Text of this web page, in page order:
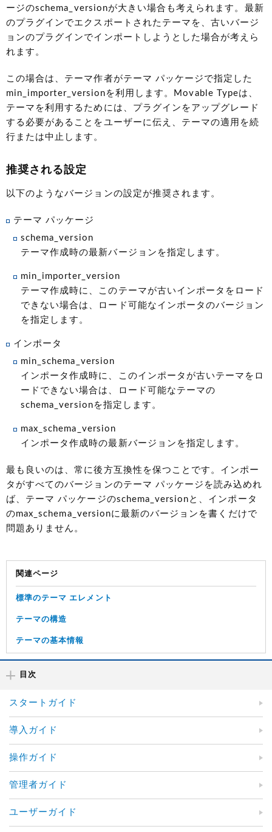
ージのschema_versionが大きい場合も考えられます。最新
のプラグインでエクスポートされたテーマを、古いバージ
ョンのプラグインでインポートしようとした場合が考えら
れます。
この場合は、テーマ作者がテーマ パッケージで指定した
min_importer_versionを利用します。Movable Typeは、
テーマを利用するためには、プラグインをアップグレード
する必要があることをユーザーに伝え、テーマの適用を続
行または中止します。
推奨される設定
以下のようなバージョンの設定が推奨されます。
テーマ パッケージ
schema_version
テーマ作成時の最新バージョンを指定します。
min_importer_version
テーマ作成時に、このテーマが古いインポータをロード
できない場合は、ロード可能なインポータのバージョン
を指定します。
インポータ
min_schema_version
インポータ作成時に、このインポータが古いテーマをロ
ードできない場合は、ロード可能なテーマの
schema_versionを指定します。
max_schema_version
インポータ作成時の最新バージョンを指定します。
最も良いのは、常に後方互換性を保つことです。インポー
タがすべてのバージョンのテーマ パッケージを読み込めれ
ば、テーマ パッケージのschema_versionと、インポータ
のmax_schema_versionに最新のバージョンを書くだけで
問題ありません。
関連ページ
標準のテーマ エレメント
テーマの構造
テーマの基本情報
目次
スタートガイド
導入ガイド
操作ガイド
管理者ガイド
ユーザーガイド